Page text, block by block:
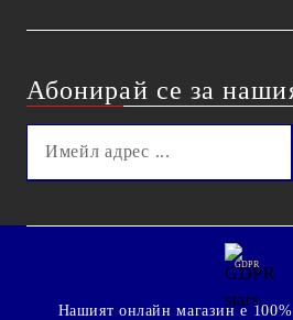
Абонирай се за
GDPR
Нашият онлайн магазин е 100%